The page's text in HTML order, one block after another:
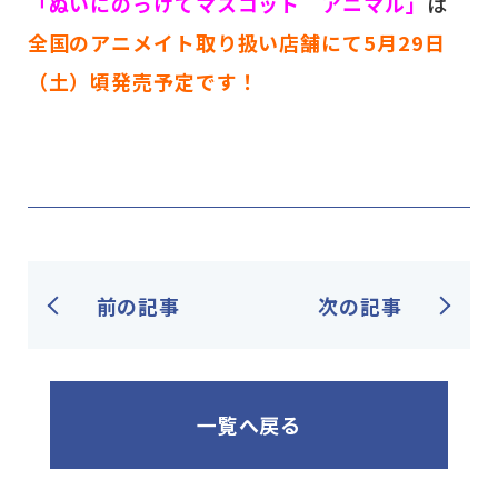
全国のアニメイト取り扱い店舗にて5月29日
（土）頃発売予定です！
前の記事
一覧へ戻る
次の記事